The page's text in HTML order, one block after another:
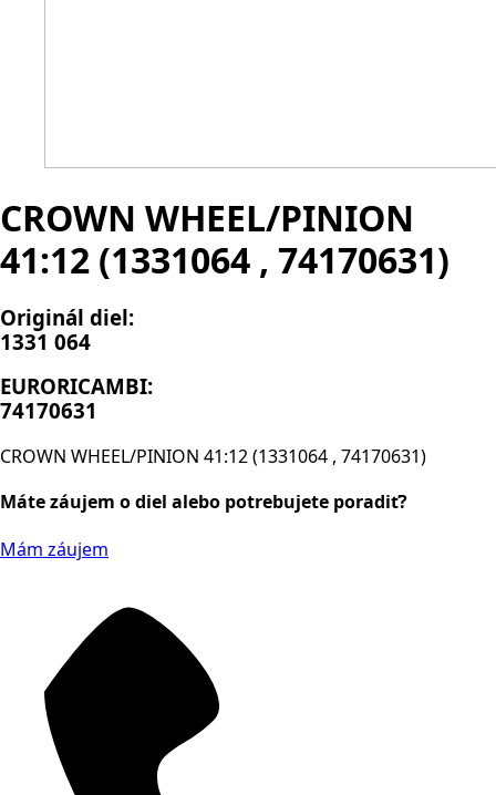
CROWN WHEEL/PINION
41:12 (1331064 , 74170631)
Originál diel:
1331 064
EURORICAMBI:
74170631
CROWN WHEEL/PINION 41:12 (1331064 , 74170631)
Máte záujem o diel alebo potrebujete poradiť?
Mám záujem